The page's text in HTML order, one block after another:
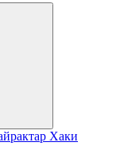
Хаки